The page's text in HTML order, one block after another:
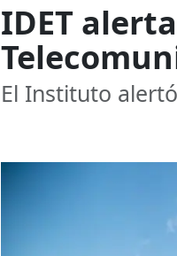
IDET
El Instituto